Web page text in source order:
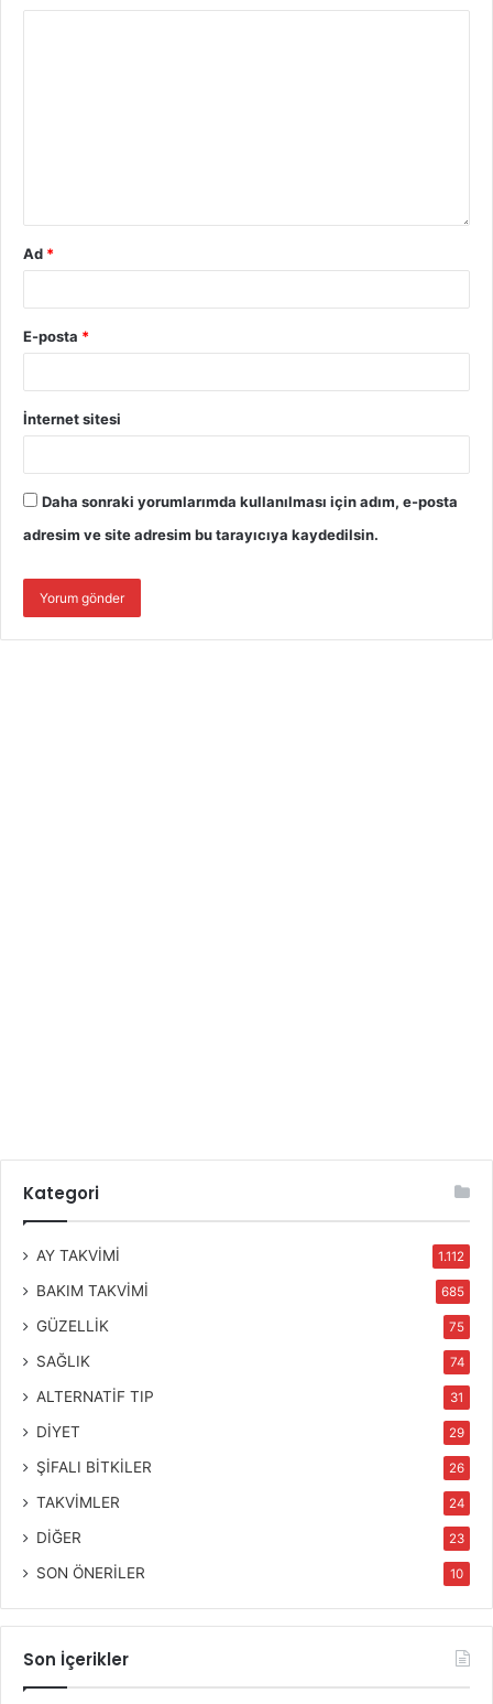
Ad *
E-posta *
İnternet sitesi
Daha sonraki yorumlarımda kullanılması için adım, e-posta
adresim ve site adresim bu tarayıcıya kaydedilsin.
Kategori
AY TAKVİMİ 1.112
BAKIM TAKVİMİ 685
GÜZELLİK 75
SAĞLIK 74
ALTERNATİF TIP 31
DİYET 29
ŞİFALI BİTKİLER 26
TAKVİMLER 24
DİĞER 23
SON ÖNERİLER 10
Son İçerikler